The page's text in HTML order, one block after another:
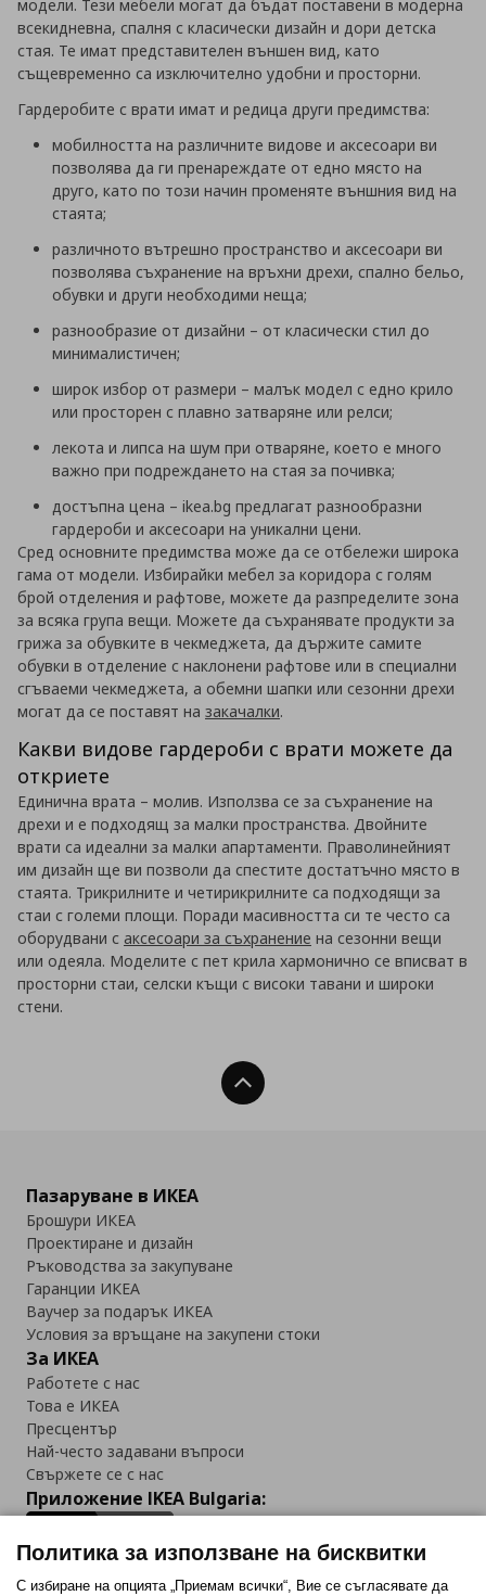
модели. Тези мебели могат да бъдат поставени в модерна
всекидневна, спалня с класически дизайн и дори детска
стая. Те имат представителен външен вид, като
същевременно са изключително удобни и просторни.
Гардеробите с врати имат и редица други предимства:
мобилността на различните видове и аксесоари ви
позволява да ги пренареждате от едно място на
друго, като по този начин променяте външния вид на
стаята;
различното вътрешно пространство и аксесоари ви
позволява съхранение на връхни дрехи, спално бельо,
обувки и други необходими неща;
разнообразие от дизайни – от класически стил до
минималистичен;
широк избор от размери – малък модел с едно крило
или просторен с плавно затваряне или релси;
лекота и липса на шум при отваряне, което е много
важно при подреждането на стая за почивка;
достъпна цена – ikea.bg предлагат разнообразни
гардероби и аксесоари на уникални цени.
Сред основните предимства може да се отбележи широка
гама от модели. Избирайки мебел за коридора с голям
брой отделения и рафтове, можете да разпределите зона
за всяка група вещи. Можете да съхранявате продукти за
грижа за обувките в чекмеджета, да държите самите
обувки в отделение с наклонени рафтове или в специални
сгъваеми чекмеджета, а обемни шапки или сезонни дрехи
могат да се поставят на закачалки.
Какви видове гардероби с врати можете да
откриете
Единична врата – молив. Използва се за съхранение на
дрехи и е подходящ за малки пространства. Двойните
врати са идеални за малки апартаменти. Праволинейният
им дизайн ще ви позволи да спестите достатъчно място в
стаята. Трикрилните и четирикрилните са подходящи за
стаи с големи площи. Поради масивността си те често са
оборудвани с аксесоари за съхранение на сезонни вещи
или одеяла. Моделите с пет крила хармонично се вписват в
просторни стаи, селски къщи с високи тавани и широки
стени.
Нагоре
Пазаруване в ИКЕА
Брошури ИКЕА
Проектиране и дизайн
Ръководства за закупуване
Гаранции ИКЕА
Ваучер за подарък ИКЕА
Условия за връщане на закупени стоки
За ИКЕА
Работете с нас
Това е ИКЕА
Пресцентър
Най-често задавани въпроси
Свържете се с нас
Приложение IKEA Bulgaria:
Политика за използване на бисквитки
С избиране на опцията „Приемам всички“, Вие се съгласявате да